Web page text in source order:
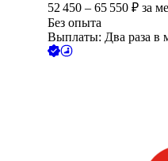
52 450 – 65 550 ₽ за
Без опыта
Выплаты: Два раза в